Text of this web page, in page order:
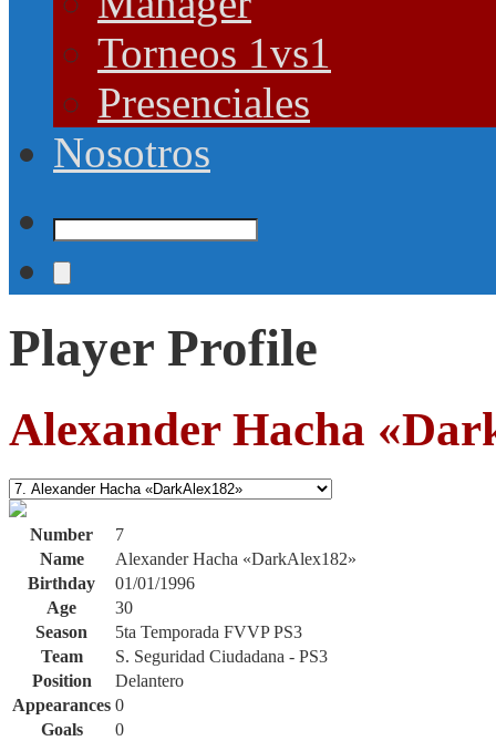
Torneos 1vs1
Presenciales
Nosotros
Player Profile
Alexander Hacha
Number
7
Name
Alexander Hacha «DarkAlex182»
Birthday
01/01/1996
Age
30
Season
5ta Temporada FVVP PS3
Team
S. Seguridad Ciudadana - PS3
Position
Delantero
Appearances 0
Goals
0